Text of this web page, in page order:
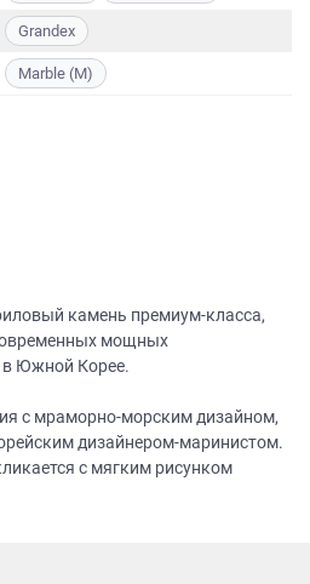
Grandex
Marble (M)
камень премиум-класса,
мощных
в Южной Корее.
с мраморно-морским дизайном,
дизайнером-маринистом.
с мягким рисунком